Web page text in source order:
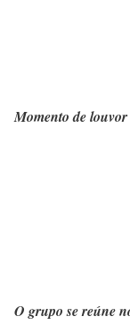
Momento de
O grupo se reúne